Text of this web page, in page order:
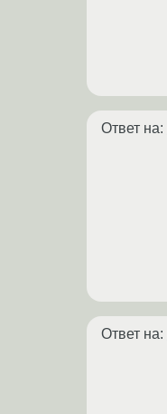
Ответ на:
Ответ на: